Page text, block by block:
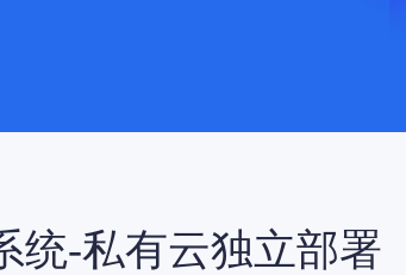
统-私有云独立部署